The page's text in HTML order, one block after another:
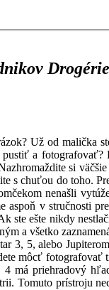
Už od malička
a
si
s chuťou do toho.
nenašli
v stručnosti
ste ešte nikdy
a všetko
3, 5, alebo
môcť fotografovať
má priehradový
Tomuto prístroju